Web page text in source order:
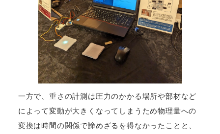
一方で、重さの計測は圧力のかかる場所や部材など
によって変動が大きくなってしまうため物理量への
変換は時間の関係で諦めざるを得なかったことと、